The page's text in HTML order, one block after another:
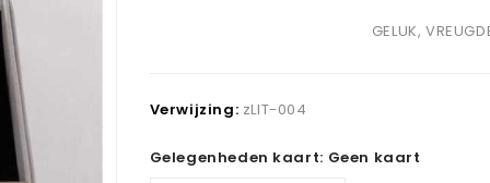
GELUK,
Verwijzing: zLIT-004
Gelegenheden kaart: Geen kaart